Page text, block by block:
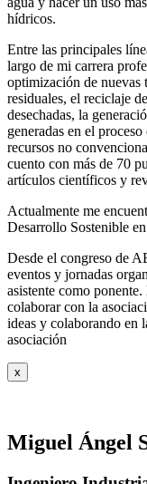
hídricos.
Entre las principales
largo de mi carrera
optimización de nuevas
residuales, el reciclaje
desechadas, la
generadas en el
recursos no
cuento con más de 70
artículos científicos y
Actualmente me
Desarrollo Sostenible
Desde el congreso de
eventos y jornadas
asistente como
colaborar con la
ideas y colaborando en
asociación
x
Miguel Ángel